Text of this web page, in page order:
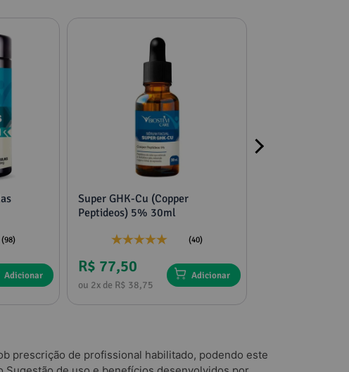
(98)
Adicionar
Super GHK-Cu (Copper
Peptideos) 5% 30ml
(40)
R$ 77,50
ou 2x de R$ 38,75
Adicionar
prescrição de profissional habilitado, podendo este